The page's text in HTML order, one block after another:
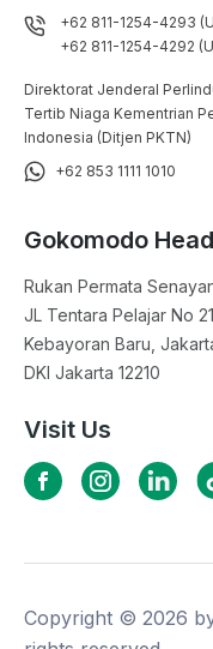
+62 811-1254-4293
+62 811-1254-4292
Direktorat Jenderal
Tertib Niaga Kementrian
Indonesia (Ditjen PKTN)
+62 853 1111 1010
Gokomodo
Rukan Permata
JL Tentara Pelajar No
Kebayoran Baru,
DKI Jakarta 12210
Visit Us
Copyright © 2026